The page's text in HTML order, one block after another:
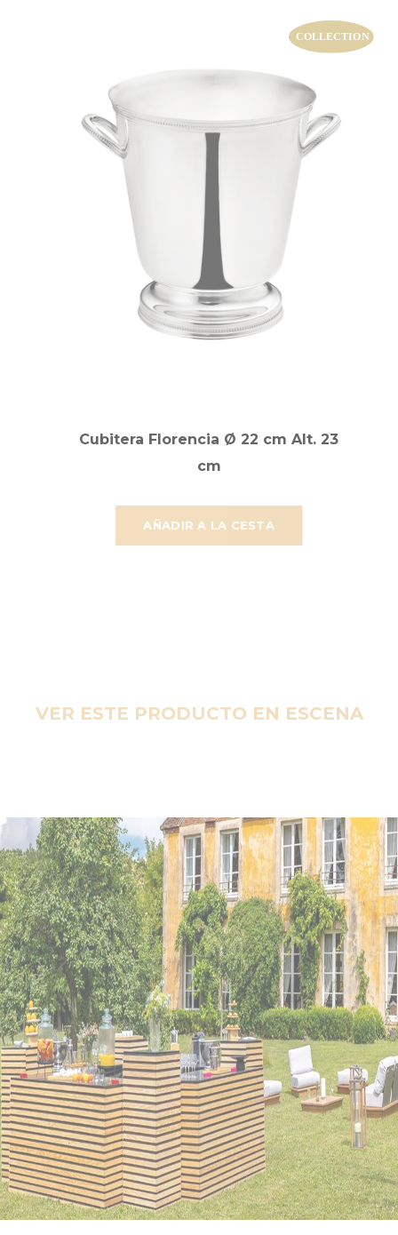
AÑADIR A LA CESTA
Cubitera Florencia Ø 22 cm Alt. 23
cm
VER ESTE PRODUCTO EN ESCENA